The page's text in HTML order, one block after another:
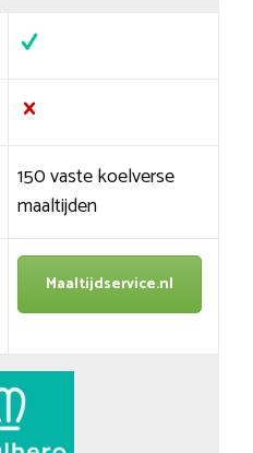
150 vaste koelverse
maaltijden
Maaltijdservice.nl